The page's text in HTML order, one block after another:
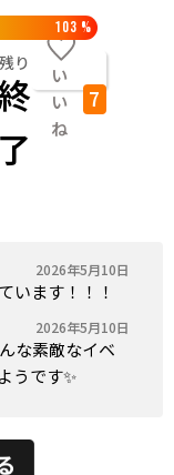
宮崎
103 %
残り
了
い
い
ね
7
2026年5月10日
います！！！
2026年5月10日
な素敵なイベ
うです✨